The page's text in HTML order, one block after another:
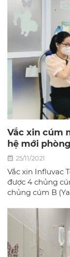
Vắc xin cúm
hệ mới
25/11/2021
Vắc xin Influvac
được 4 chủng
chủng cúm B